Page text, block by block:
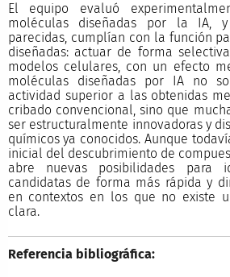
El equipo evaluó
moléculas diseñadas por la IA,
parecidas, cumplían con la función
diseñadas: actuar de forma
modelos celulares, con un efecto
moléculas diseñadas por IA no
actividad superior a las obtenidas
cribado convencional, sino que
ser estructuralmente innovadoras y
químicos ya conocidos. Aunque
inicial del descubrimiento de
abre nuevas posibilidades para
candidatas de forma más rápida y
en contextos en los que no existe
clara.
Referencia bibliográfica: